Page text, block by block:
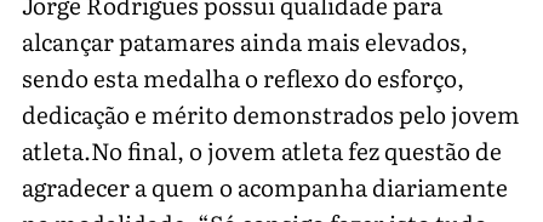
alcançar patamares ainda mais elevados,
sendo esta medalha o reflexo do esforço,
dedicação e mérito demonstrados pelo jovem
atleta.No final, o jovem atleta fez questão de
agradecer a quem o acompanha diariamente